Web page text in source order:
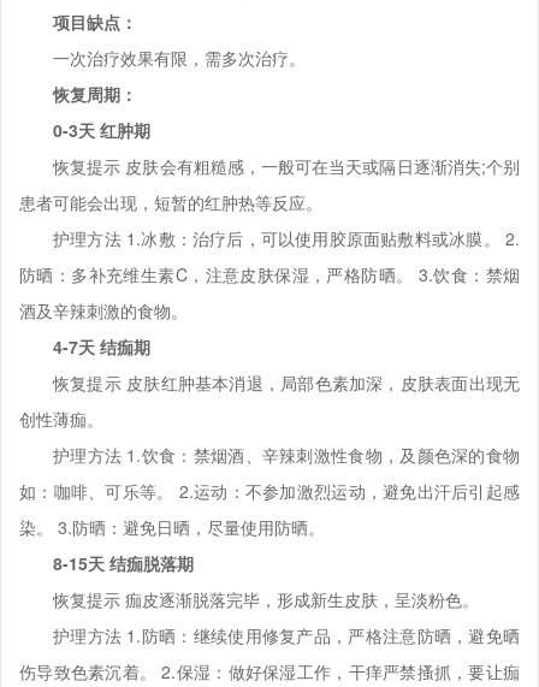
项目缺点：
一次治疗效果有限，需多次治疗。
恢复周期：
0-3天 红肿期
恢复提示 皮肤会有粗糙感，一般可在当天或隔日逐渐消失;个别
患者可能会出现，短暂的红肿热等反应。
护理方法 1.冰敷：治疗后，可以使用胶原面贴敷料或冰膜。 2.
防晒：多补充维生素C，注意皮肤保湿，严格防晒。 3.饮食：禁烟
酒及辛辣刺激的食物。
4-7天 结痂期
恢复提示 皮肤红肿基本消退，局部色素加深，皮肤表面出现无
创性薄痂。
护理方法 1.饮食：禁烟酒、辛辣刺激性食物，及颜色深的食物
如：咖啡、可乐等。 2.运动：不参加激烈运动，避免出汗后引起感
染。 3.防晒：避免日晒，尽量使用防晒。
8-15天 结痂脱落期
恢复提示 痂皮逐渐脱落完毕，形成新生皮肤，呈淡粉色。
护理方法 1.防晒：继续使用修复产品，严格注意防晒，避免晒
伤导致色素沉着。 2.保湿：做好保湿工作，干痒严禁搔抓，要让痂